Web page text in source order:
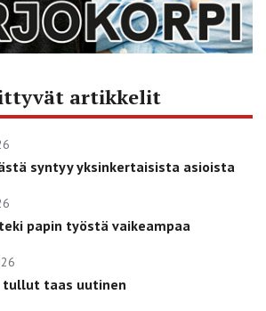
artikkelit
syntyy yksinkertaisista asioista
papin työstä vaikeampaa
tullut taas uutinen